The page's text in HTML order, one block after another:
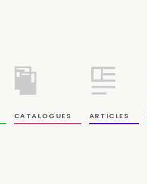
CATALOGUES ARTICLES